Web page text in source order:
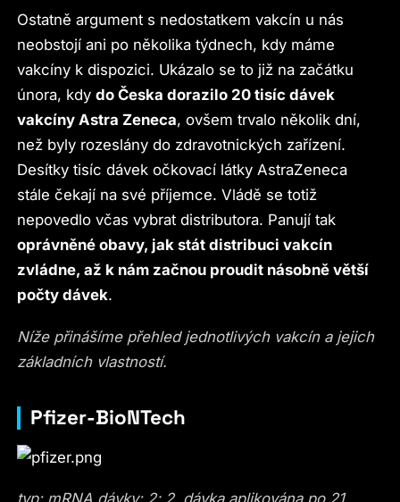
Ostatně argument s nedostatkem vakcín u nás
neobstojí ani po několika týdnech, kdy máme
vakcíny k dispozici. Ukázalo se to již na začátku
února, kdydo Česka dorazilo 20 tisíc dávek
vakcíny Astra Zeneca, ovšem trvalo několik dní,
než byly rozeslány do zdravotnických zařízení.
Desítky tisíc dávek očkovací látky AstraZeneca
stále čekají na své příjemce. Vládě se totiž
nepovedlo včas vybrat distributora. Panují tak
oprávněné obavy, jak stát distribuci vakcín
zvládne, až k nám začnou proudit násobně větší
počty dávek.
Níže přinášíme přehled jednotlivých vakcín a jejich
základních vlastností.
Pfizer-BioNTech
typ: mRNA dávky: 2; 2. dávka aplikována po 21